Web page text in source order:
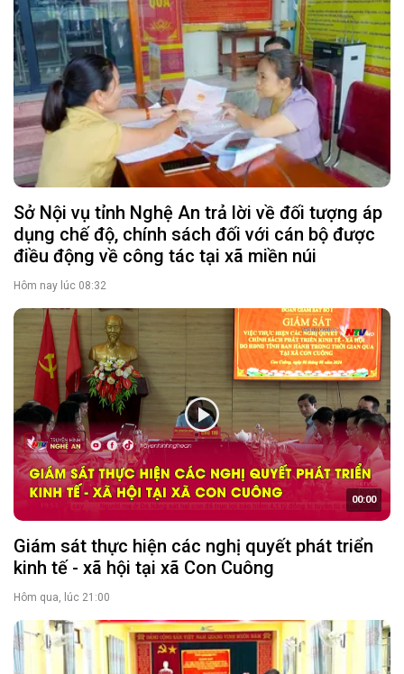
Sở Nội vụ tỉnh Nghệ An trả lời về đối tượng áp
dụng chế độ, chính sách đối với cán bộ được
điều động về công tác tại xã miền núi
Hôm nay lúc 08:32
00:00
Giám sát thực hiện các nghị quyết phát triển
kinh tế - xã hội tại xã Con Cuông
Hôm qua, lúc 21:00